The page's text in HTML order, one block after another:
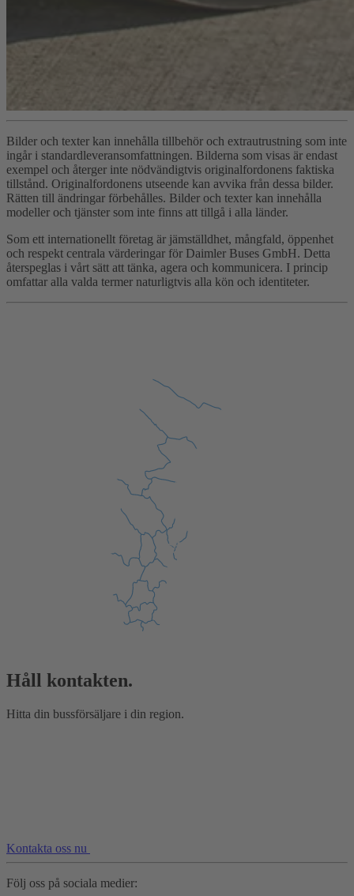
Bilder och texter kan innehålla tillbehör och extrautrustning som inte
ingår i standardleveransomfattningen. Bilderna som visas är endast
exempel och återger inte nödvändigtvis originalfordonens faktiska
tillstånd. Originalfordonens utseende kan avvika från dessa bilder.
Rätten till ändringar förbehålles. Bilder och texter kan innehålla
modeller och tjänster som inte finns att tillgå i alla länder.
Som ett internationellt företag är jämställdhet, mångfald, öppenhet
och respekt centrala värderingar för Daimler Buses GmbH. Detta
återspeglas i vårt sätt att tänka, agera och kommunicera. I princip
omfattar alla valda termer naturligtvis alla kön och identiteter.
Håll kontakten.
Hitta din bussförsäljare i din region.
Kontakta oss nu
Följ oss på sociala medier: